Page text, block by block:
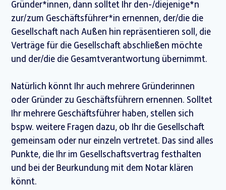
Gründer*innen, dann solltet Ihr den-/diejenige*n
zur/zum Geschäftsführer*in ernennen, der/die die
Gesellschaft nach Außen hin repräsentieren soll, die
Verträge für die Gesellschaft abschließen möchte
und der/die die Gesamtverantwortung übernimmt.
Natürlich könnt Ihr auch mehrere Gründerinnen
oder Gründer zu Geschäftsführern ernennen. Solltet
Ihr mehrere Geschäftsführer haben, stellen sich
bspw. weitere Fragen dazu, ob Ihr die Gesellschaft
gemeinsam oder nur einzeln vertretet. Das sind alles
Punkte, die Ihr im Gesellschaftsvertrag festhalten
und bei der Beurkundung mit dem Notar klären
könnt.